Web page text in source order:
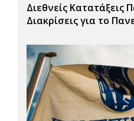
Διεθνείς Κατατάξεις
Διακρίσεις για το